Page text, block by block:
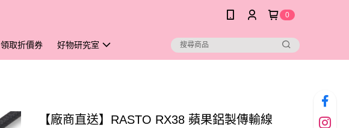
0
領取折價券 好物研究室
【廠商直送】RASTO RX38 蘋果鋁製傳輸線